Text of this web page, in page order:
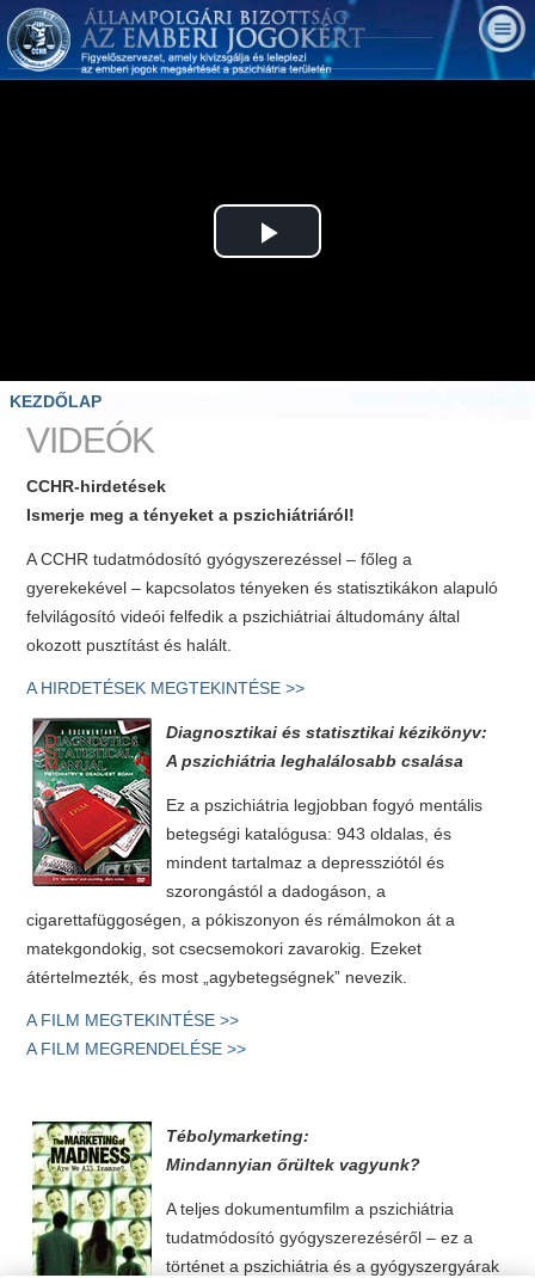
Play
KEZDŐLAP
VIDEÓK
CCHR-hirdetések
Ismerje meg a tényeket a pszichiátriáról!
A CCHR tudatmódosító gyógyszerezéssel – főleg a
gyerekekével – kapcsolatos tényeken és statisztikákon alapuló
felvilágosító videói felfedik a pszichiátriai áltudomány által
okozott pusztítást és halált.
A HIRDETÉSEK MEGTEKINTÉSE >>
Diagnosztikai és statisztikai kézikönyv:
A pszichiátria leghalálosabb csalása
Ez a pszichiátria legjobban fogyó mentális
betegségi katalógusa: 943 oldalas, és
mindent tartalmaz a depressziótól és
szorongástól a dadogáson, a
cigarettafüggoségen, a pókiszonyon és rémálmokon át a
matekgondokig, sot csecsemokori zavarokig. Ezeket
átértelmezték, és most „agybetegségnek” nevezik.
A FILM MEGTEKINTÉSE >>
A FILM MEGRENDELÉSE >>
Tébolymarketing:
Mindannyian őrültek vagyunk?
A teljes dokumentumfilm a pszichiátria
tudatmódosító gyógyszerezéséről – ez a
történet a pszichiátria és a gyógyszergyárak